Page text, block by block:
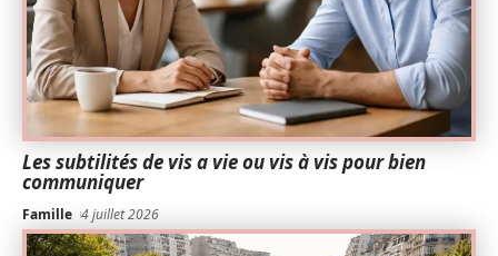
Les subtilités de vis a vie ou vis à vis pour bien
communiquer
Famille 4 juillet 2026